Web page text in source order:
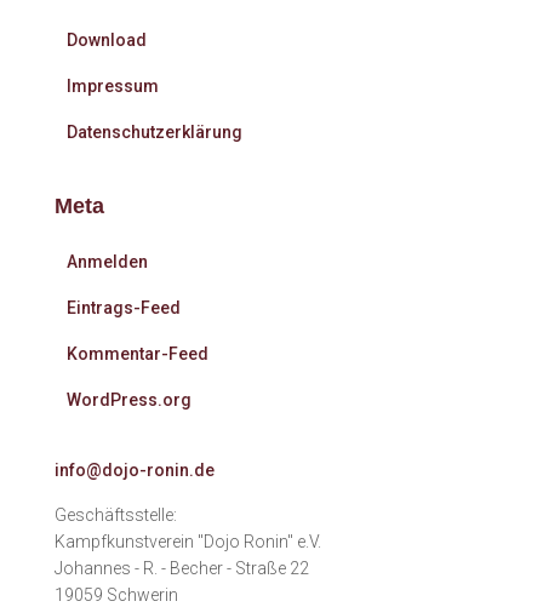
Download
Impressum
Datenschutzerklärung
Meta
Anmelden
Eintrags-Feed
Kommentar-Feed
WordPress.org
info@dojo-ronin.de
Geschäftsstelle:
Kampfkunstverein "Dojo Ronin" e.V.
Johannes - R. - Becher - Straße 22
19059 Schwerin